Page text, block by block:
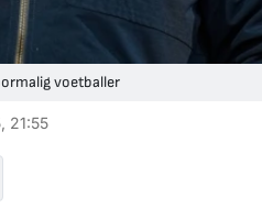
voetballer
21:55